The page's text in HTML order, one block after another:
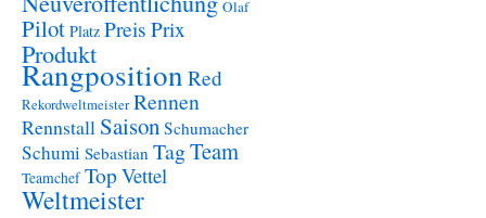
Olaf
Pilot Platz Preis Prix
Produkt
Rangposition Red
Rekordweltmeister Rennen
Rennstall Saison Schumacher
Schumi Sebastian TagTeam
Teamchef TopVettel
Weltmeister